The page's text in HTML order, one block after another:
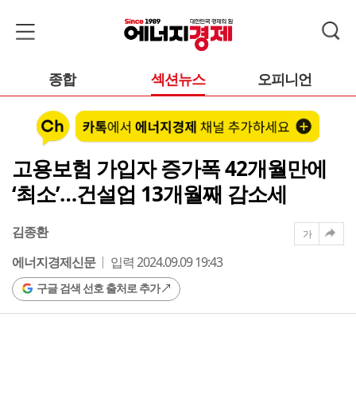
종합 섹션뉴스 오피니언
고용보험 가입자 증가폭 42개월만에
‘최소’…건설업 13개월째 감소세
김종환
에너지경제신문
입력 2024.09.09 19:43
구글 검색 선호 출처로 추가
가